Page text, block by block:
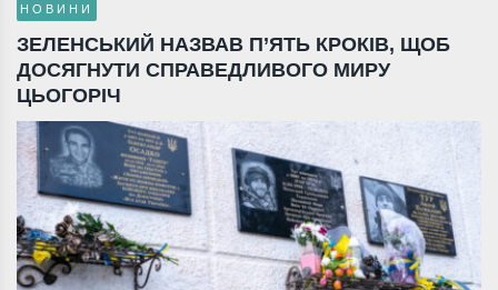
НОВИНИ
ЗЕЛЕНСЬКИЙ НАЗВАВ П’ЯТЬ КРОКІВ, ЩОБ
ДОСЯГНУТИ СПРАВЕДЛИВОГО МИРУ
ЦЬОГОРІЧ